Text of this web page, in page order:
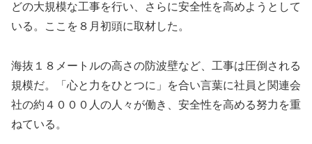
どの大規模な工事を行い、さらに安全性を高めようとして
いる。ここを８月初頭に取材した。
海抜１８メートルの高さの防波壁など、工事は圧倒される
規模だ。「心と力をひとつに」を合い言葉に社員と関連会
社の約４０００人の人々が働き、安全性を高める努力を重
ねている。